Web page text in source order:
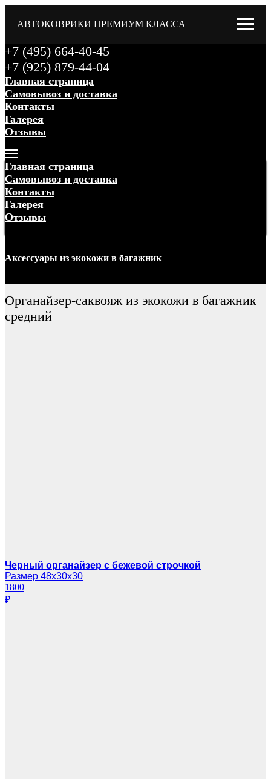
АВТОКОВРИКИ ПРЕМИУМ КЛАССА
+7 (495) 664-40-45
+7 (925) 879-44-04
Главная страница
Самовывоз и доставка
Контакты
Галерея
Отзывы
Главная страница
Самовывоз и доставка
Контакты
Галерея
Отзывы
Аксессуары из экокожи в багажник
Органайзер-саквояж из экокожи в багажник
средний
Черный органайзер с бежевой строчкой
Размер 48х30х30
1800
₽